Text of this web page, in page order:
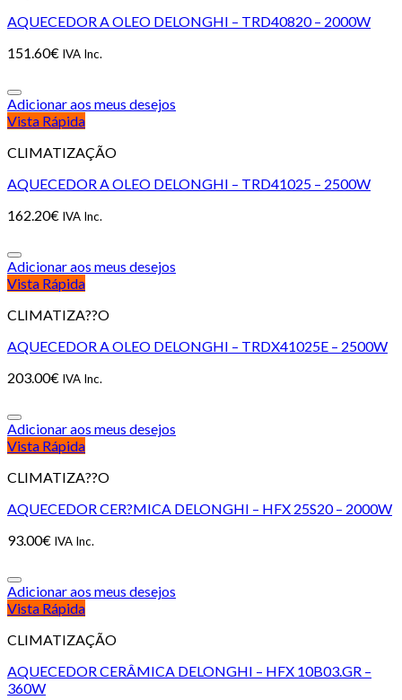
AQUECEDOR A OLEO DELONGHI – TRD40820 – 2000W
151.60€ IVA Inc.
Adicionar aos meus desejos
Vista Rápida
CLIMATIZAÇÃO
AQUECEDOR A OLEO DELONGHI – TRD41025 – 2500W
162.20€ IVA Inc.
Adicionar aos meus desejos
Vista Rápida
CLIMATIZA??O
AQUECEDOR A OLEO DELONGHI – TRDX41025E – 2500W
203.00€ IVA Inc.
Adicionar aos meus desejos
Vista Rápida
CLIMATIZA??O
AQUECEDOR CER?MICA DELONGHI – HFX 25S20 – 2000W
93.00€ IVA Inc.
Adicionar aos meus desejos
Vista Rápida
CLIMATIZAÇÃO
AQUECEDOR CERÂMICA DELONGHI – HFX 10B03.GR –
360W